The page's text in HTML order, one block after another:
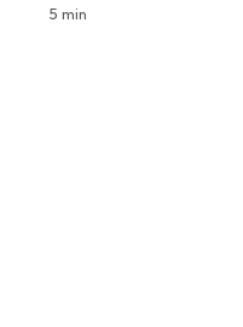
5 min